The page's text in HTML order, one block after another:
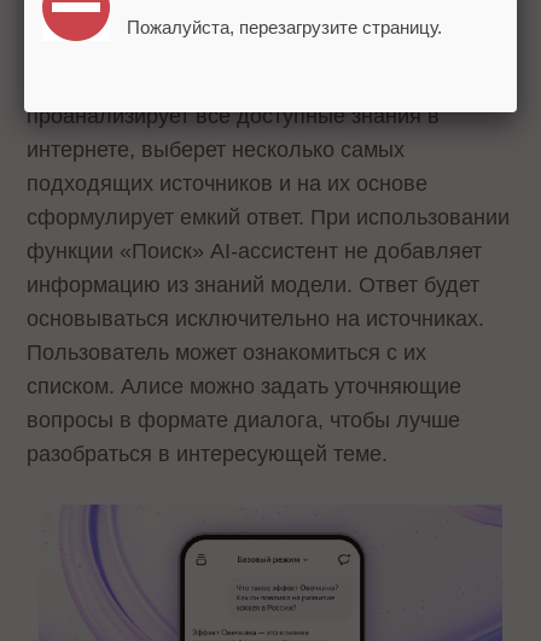
может быстро получить ответы даже на
сложные вопросы без изучение разных
проанализирует все доступные знания в
интернете, выберет несколько самых
подходящих источников и на их основе
сформулирует емкий ответ. При использовании
функции «Поиск» AI-ассистент не добавляет
информацию из знаний модели. Ответ будет
основываться исключительно на источниках.
Пользователь может ознакомиться с их
списком. Алисе можно задать уточняющие
вопросы в формате диалога, чтобы лучше
разобраться в интересующей теме.
Пожалуйста, перезагрузите страницу.